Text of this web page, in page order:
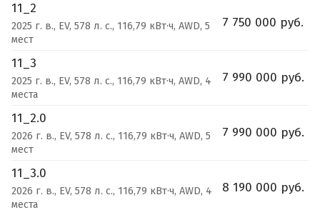
11_2
2025 г. в., EV, 578 л. с., 116,79 кВт·ч, AWD, 5
мест
7 750 000 руб.
11_3
2025 г. в., EV, 578 л. с., 116,79 кВт·ч, AWD, 4
места
7 990 000 руб.
11_2.0
2026 г. в., EV, 578 л. с., 116,79 кВт·ч, AWD, 5
мест
7 990 000 руб.
11_3.0
2026 г. в., EV, 578 л. с., 116,79 кВт·ч, AWD, 4
места
8 190 000 руб.